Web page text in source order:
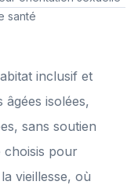
santé
inclusif et
isolées,
sans soutien
choisis pour
vieillesse, où